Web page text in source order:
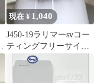
現在 ¥ 1,040
J450-19ラリマーsvコー
ティングフリーサイズ
リング